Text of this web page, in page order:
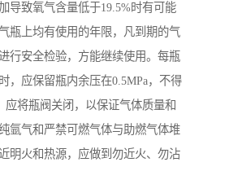
导致氧气含量低于19.5%时有可能
瓶上均有使用的年限，凡到期的气
行安全检验，方能继续使用。每瓶
，应保留瓶内余压在0.5MPa，不得
应将瓶阀关闭，以保证气体质量和
氩气和严禁可燃气体与助燃气体堆
明火和热源，应做到勿近火、勿沾